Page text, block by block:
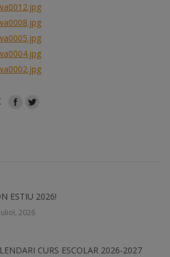
ESTIU 2026!
2026
CURS ESCOLAR 2026-2027